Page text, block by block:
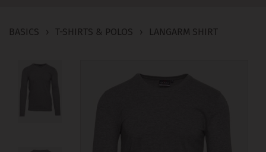
BASICS › T-SHIRTS & POLOS › LANGARM SHIRT